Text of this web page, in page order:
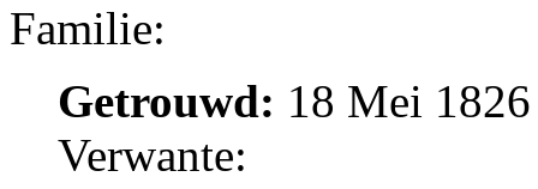
Familie:
Getrouwd: 18 Mei
Verwante: